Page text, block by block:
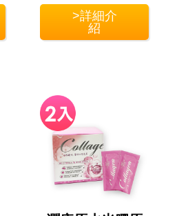
>詳細介
紹